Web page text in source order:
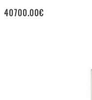
40700.00€